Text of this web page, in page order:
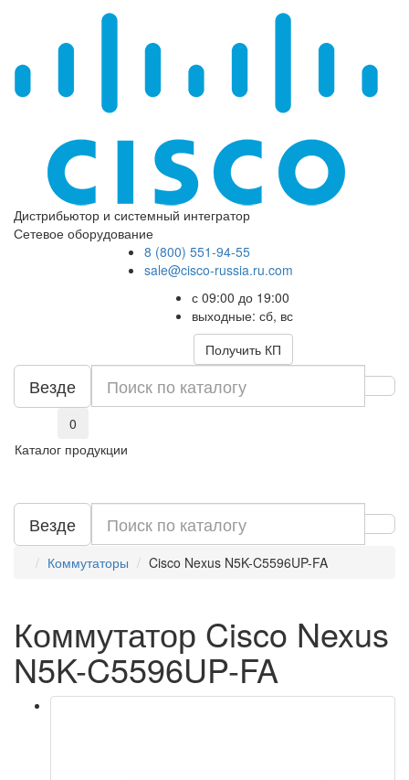
Дистрибьютор и системный интегратор
Сетевое оборудование
8 (800) 551-94-55
sale@cisco-russia.ru.com
с 09:00 до 19:00
выходные: сб, вс
Получить КП
Везде
0
Каталог продукции
Везде
Коммутаторы Cisco Nexus N5K-C5596UP-FA
Коммутатор Cisco Nexus
N5K-C5596UP-FA